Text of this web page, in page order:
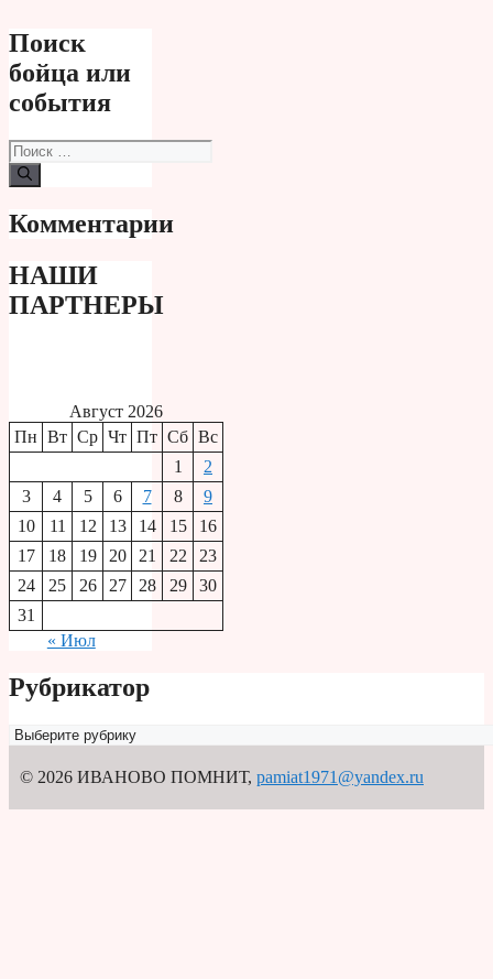
Поиск
бойца или
события
Поиск:
Комментарии
НАШИ
ПАРТНЕРЫ
Август 2026
Пн Вт Ср Чт Пт Сб Вс
1
2
3
4 5 6 7 8
9
10
11 12 13 14 15
16
17
18 19 20 21 22
23
24
25 26 27 28 29
30
31
« Июл
Рубрикатор
Рубрикатор
© 2026 ИВАНОВО ПОМНИТ, pamiat1971@yandex.ru